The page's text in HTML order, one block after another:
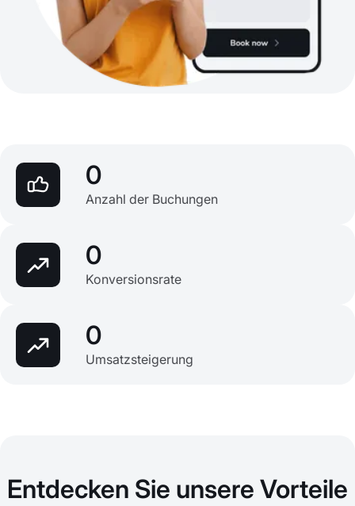
0
Anzahl der Buchungen
0
Konversionsrate
0
Umsatzsteigerung
Entdecken Sie unsere Vorteile